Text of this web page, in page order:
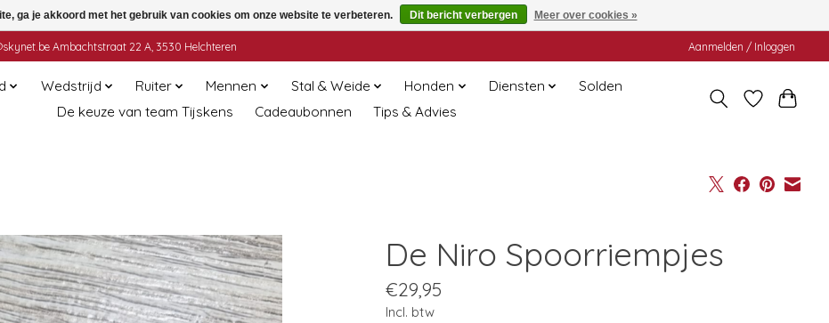
Ambachtstraat 22 A, 3530 Helchteren Aanmelden / Inloggen
Wedstrijd Ruiter Mennen Stal & Weide Honden Diensten
Solden
De keuze van team Tijskens
Cadeaubonnen Tips & Advies
De Niro Spoorriempjes
€29,95
Incl. btw
ga je akkoord met het gebruik van cookies om onze website te verbeteren. Dit bericht verbergen Meer over cookies »